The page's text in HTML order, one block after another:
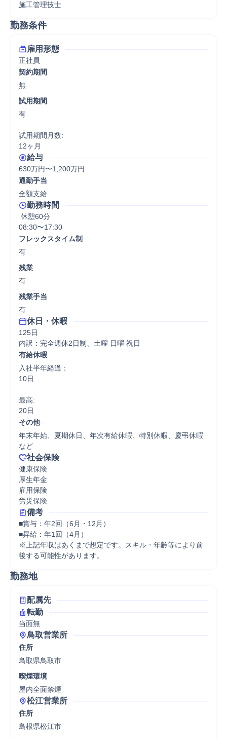
施工管理技士
勤務条件
雇用形態
正社員
契約期間
無
試用期間
有
試用期間月数:
12ヶ月
給与
630万円〜1,200万円
通勤手当
全額支給
勤務時間
休憩60分
08:30〜17:30
フレックスタイム制
有
残業
有
残業手当
有
休日・休暇
125日
内訳：完全週休2日制、土曜 日曜 祝日
有給休暇
入社半年経過：
10日
最高:
20日
その他
年末年始、夏期休日、年次有給休暇、特別休暇、慶弔休暇
など
社会保険
健康保険
厚生年金
雇用保険
労災保険
備考
■賞与：年2回（6月・12月）
■昇給：年1回（4月）
※上記年収はあくまで想定です。スキル・年齢等により前
後する可能性があります。
勤務地
配属先
転勤
当面無
鳥取営業所
住所
鳥取県鳥取市
喫煙環境
屋内全面禁煙
松江営業所
住所
島根県松江市